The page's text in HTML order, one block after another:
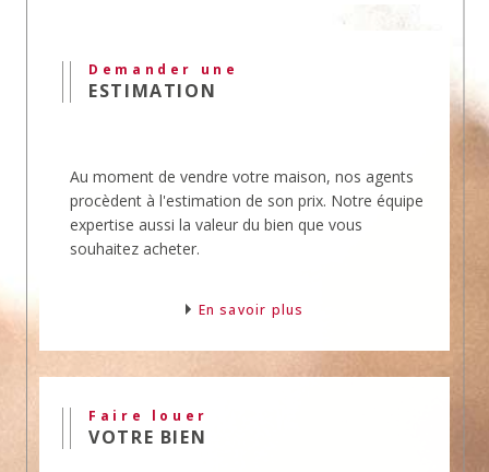
biens professionnels.
Nous vous offrons toute notre expertise et notre
expérience dans ce domaine.
transaction, en vente, en achat et en location de
biens immobiliers.
Ces domaines sont sensibles et requièrent
l'expérience de professionnels pour éviter les
erreurs et gagner du temps.
Demander une
ESTIMATION
Au moment de vendre votre maison, nos agents
procèdent à l'estimation de son prix. Notre équipe
expertise aussi la valeur du bien que vous
souhaitez acheter.
En savoir plus
Faire louer
VOTRE BIEN